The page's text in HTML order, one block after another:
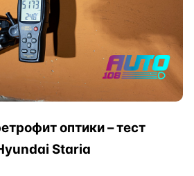
оптики – тест
Staria